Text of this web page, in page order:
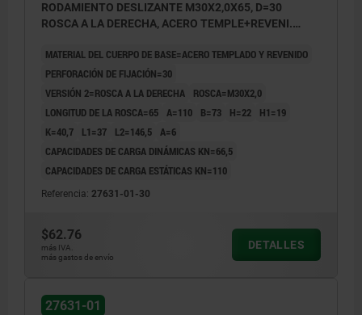
RODAMIENTO DESLIZANTE M30X2,0X65, D=30
ROSCA A LA DERECHA, ACERO TEMPLE+REVENI.
MATERIAL DEL CUERPO DE BASE=ACERO TEMPLADO Y REVENIDO
PERFORACIÓN DE FIJACIÓN=30
VERSIÓN 2=ROSCA A LA DERECHA
ROSCA=M30X2,0
LONGITUD DE LA ROSCA=65 A=110 B=73 H=22
H1=19
K=40,7
L1=37 L2=146,5 Α=6
CAPACIDADES DE CARGA DINÁMICAS KN=66,5
CAPACIDADES DE CARGA ESTÁTICAS KN=110
Referencia: 27631-01-30
$62.76
más IVA.
más gastos de envío
DETALLES
27631-01